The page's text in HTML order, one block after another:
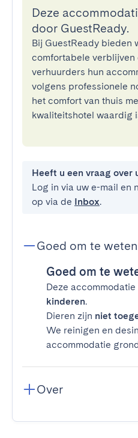
Deze
door GuestReady.
Bij GuestReady bieden
comfortabele verblijven
verhuurders hun
volgens professionele
het comfort van thuis
kwaliteitshotel waardig
Heeft u een vraag over
Log in via uw e-mail en
op via de Inbox.
Goed om te weten
Goed om te
Deze
kinderen.
Dieren zijn niet
We reinigen en
accommodatie
Over